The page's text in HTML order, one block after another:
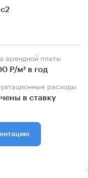
арендной платы
Р/м² в год
расходы
в ставку